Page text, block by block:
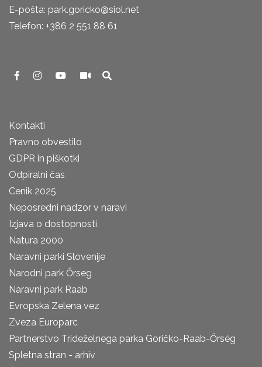
E-pošta: park.goricko@siol.net
Telefon: +386 2 551 88 61
Kontakti
Pravno obvestilo
GDPR in piškotki
Odpiralni čas
Cenik 2025
Neposredni nadzor v naravi
Izjava o dostopnosti
Natura 2000
Naravni parki Slovenije
Narodni park Őrseg
Naravni park Raab
Evropska Zelena vez
Zveza Europarc
Partnerstvo Trideželnega parka Goričko-Raab-Őrség
Spletna stran - arhiv